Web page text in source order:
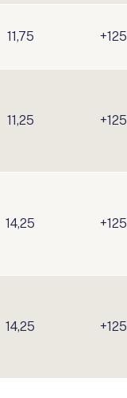
11,75 +125
11,25 +125
14,25 +125
14,25 +125